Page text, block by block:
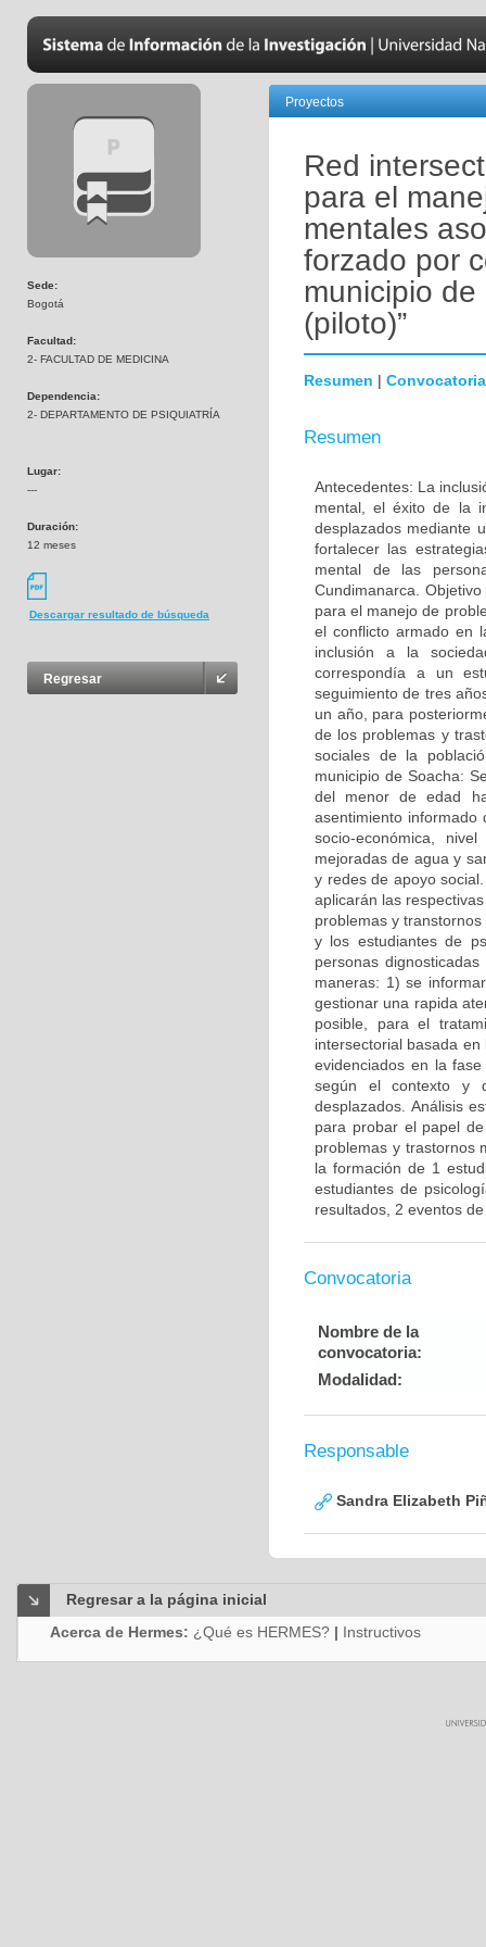
Sede:
Bogotá
Facultad:
2- FACULTAD DE MEDICINA
Dependencia:
2- DEPARTAMENTO DE PSIQUIATRÍA
Lugar:
---
Duración:
12 meses
Descargar resultado de búsqueda
Regresar
Proyectos
Red
para el
mentales
forzado por
municipio
(piloto)”
Resumen | Convocatoria
Resumen
Antecedentes: La
mental, el éxito de la
desplazados mediante
fortalecer las
mental de las
Cundimanarca.
para el manejo de
el conflicto armado en
inclusión a la
correspondía a un
seguimiento de tres
un año, para
de los problemas y
sociales de la
municipio de Soacha:
del menor de edad
asentimiento informado
socio-económica,
mejoradas de agua y
y redes de apoyo
aplicarán las
problemas y
y los estudiantes de
personas
maneras: 1) se
gestionar una rapida
posible, para el
intersectorial basada
evidenciados en la
según el contexto y
desplazados. Análisis
para probar el papel
problemas y trastornos
la formación de 1
estudiantes de
resultados, 2 eventos
Convocatoria
Nombre de la
convocatoria:
Modalidad:
Responsable
Sandra Elizabeth
Regresar a la página inicial
Acerca de Hermes: ¿Qué es HERMES? | Instructivos